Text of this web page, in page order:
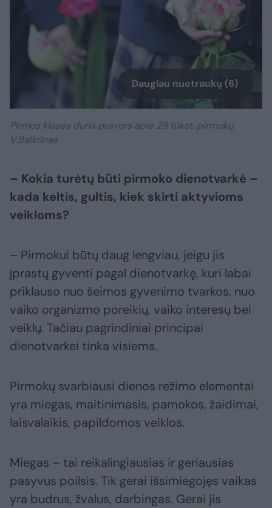
Daugiau nuotraukų (6)
Pirmos klasės duris pravers apie 29 tūkst. pirmokų.
V.Balkūnas
– Kokia turėtų būti pirmoko dienotvarkė –
kada keltis, gultis, kiek skirti aktyvioms
veikloms?
– Pirmokui būtų daug lengviau, jeigu jis
įprastų gyventi pagal dienotvarkę, kuri labai
priklauso nuo šeimos gyvenimo tvarkos, nuo
vaiko organizmo poreikių, vaiko interesų bei
veiklų. Tačiau pagrindiniai principai
dienotvarkei tinka visiems.
Pirmokų svarbiausi dienos režimo elementai
yra miegas, maitinimasis, pamokos, žaidimai,
laisvalaikis, papildomos veiklos.
Miegas – tai reikalingiausias ir geriausias
pasyvus poilsis. Tik gerai išsimiegojęs vaikas
yra budrus, žvalus, darbingas. Gerai jis